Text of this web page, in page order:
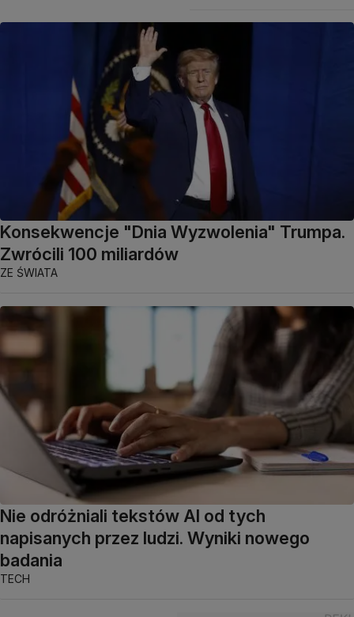
Konsekwencje "Dnia Wyzwolenia" Trumpa.
Zwrócili 100 miliardów
ZE ŚWIATA
Nie odróżniali tekstów AI od tych
napisanych przez ludzi. Wyniki nowego
badania
TECH